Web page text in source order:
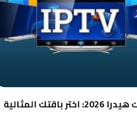
اشتراك هيدرا 2026: اختر باقتك المثالية